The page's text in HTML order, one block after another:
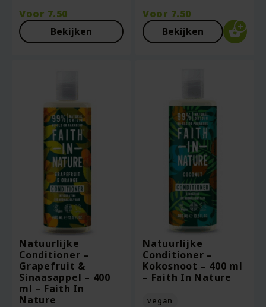
Voor 7.50
Bekijken
Voor 7.50
Bekijken
Natuurlijke
Conditioner –
Grapefruit &
Sinaasappel – 400
ml – Faith In
Nature
Natuurlijke
Conditioner –
Kokosnoot – 400 ml
– Faith In Nature
vegan